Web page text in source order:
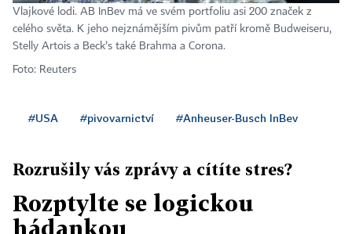
Vlajkové lodi. AB InBev má ve svém portfoliu asi 200 značek z
celého světa. K jeho nejznámějším pivům patří kromě Budweiseru,
Stelly Artois a Beck’s také Brahma a Corona.
Foto: Reuters
#USA #pivovarnictví #Anheuser-Busch InBev
Rozrušily vás zprávy a cítíte stres?
Rozptylte se logickou
hádankou